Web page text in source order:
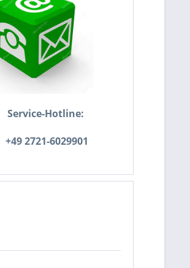
Service-Hotline:
+49 2721-6029901